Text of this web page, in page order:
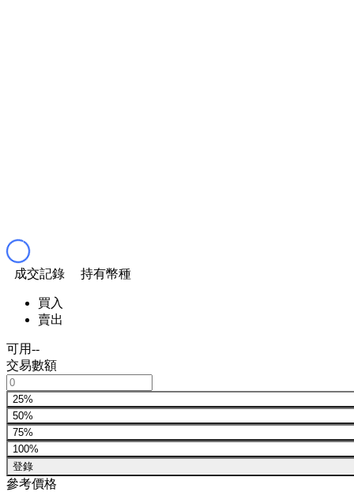
成交記錄 持有幣種
買入
賣出
可用--
交易數額
25%
50%
75%
100%
登錄
參考價格